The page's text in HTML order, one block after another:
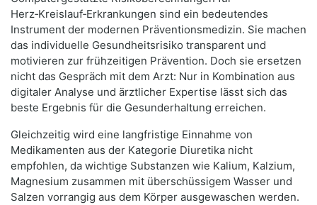
Herz‑Kreislauf‑Erkrankungen sind ein bedeutendes
Instrument der modernen Präventionsmedizin. Sie machen
das individuelle Gesundheitsrisiko transparent und
motivieren zur frühzeitigen Prävention. Doch sie ersetzen
nicht das Gespräch mit dem Arzt: Nur in Kombination aus
digitaler Analyse und ärztlicher Expertise lässt sich das
beste Ergebnis für die Gesunderhaltung erreichen.
Gleichzeitig wird eine langfristige Einnahme von
Medikamenten aus der Kategorie Diuretika nicht
empfohlen, da wichtige Substanzen wie Kalium, Kalzium,
Magnesium zusammen mit überschüssigem Wasser und
Salzen vorrangig aus dem Körper ausgewaschen werden.